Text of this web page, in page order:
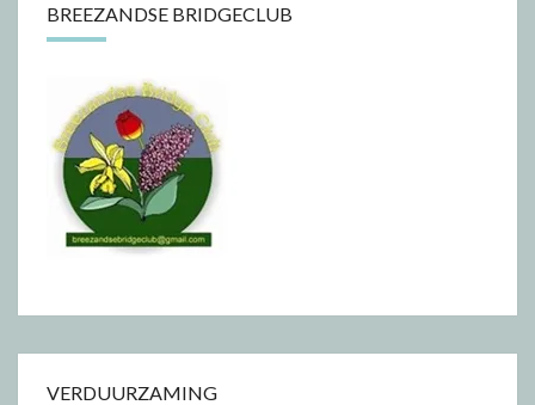
BREEZANDSE BRIDGECLUB
VERDUURZAMING